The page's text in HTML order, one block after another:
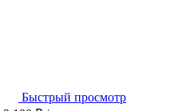
Быстрый просмотр